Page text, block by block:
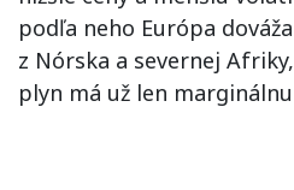
podľa neho Európa
z Nórska a severnej
plyn má už len